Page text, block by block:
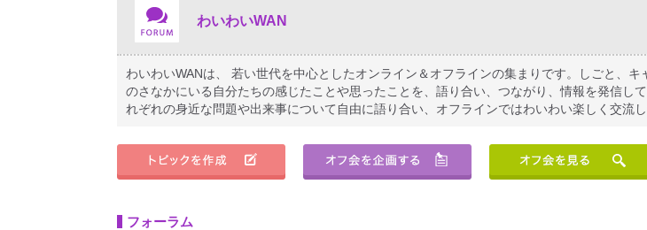
わいわいWAN
わいわいWANは、 若い世代を中心としたオンライン＆オフラインの集まりです。しごと、キ
のさなかにいる自分たちの感じたことや思ったことを、語り合い、つながり、情報を発信し
れぞれの身近な問題や出来事について自由に語り合い、オフラインではわいわい楽しく交流し
フォーラム